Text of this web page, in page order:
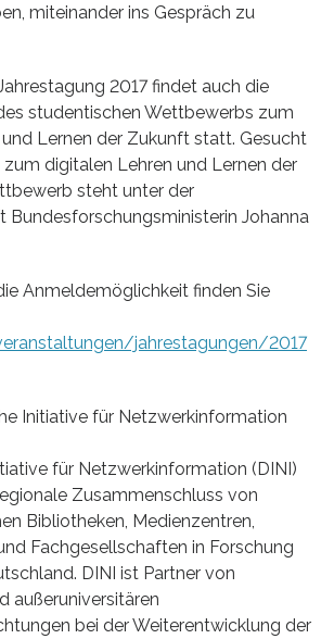
miteinander ins Gespräch zu
2017 findet auch die
studentischen Wettbewerbs zum
Lernen der Zukunft statt. Gesucht
digitalen Lehren und Lernen der
steht unter der
Bundesforschungsministerin Johanna
Anmeldemöglichkeit finden Sie
jahrestagungen/2017
Initiative für Netzwerkinformation
für Netzwerkinformation (DINI)
Zusammenschluss von
Bibliotheken, Medienzentren,
Fachgesellschaften in Forschung
DINI ist Partner von
außeruniversitären
bei der Weiterentwicklung der